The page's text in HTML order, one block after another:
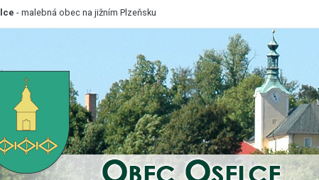
- malebná obec na jižním Plzeňsku